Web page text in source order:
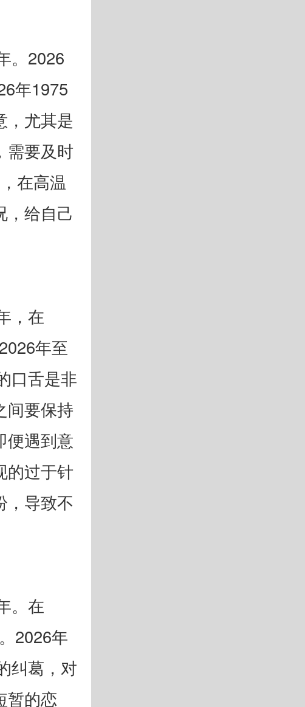
。2026
年1975
，尤其是
需要及时
在高温
，给自己
，在
年至
口舌是非
间要保持
便遇到意
的过于针
，导致不
。在
2026年
纠葛，对
暂的恋